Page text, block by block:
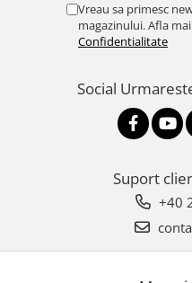
Vreau sa primesc
magazinului. Afla
Confidentialitate
Social
Suport
+40